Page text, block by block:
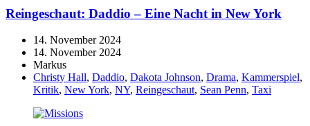
Reingeschaut: Daddio – Eine Nacht in New York
14. November 2024
14. November 2024
Markus
Christy Hall, Daddio, Dakota Johnson, Drama, Kammerspiel,
Kritik, New York, NY, Reingeschaut, Sean Penn, Taxi